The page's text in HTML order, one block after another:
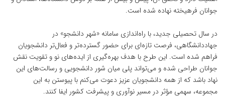
جوانان فرهیخته نهاده شده است.
در سال تحصیلی جدید، با راه‌اندازی سامانه «شهر دانشجو» در
جهاددانشگاهی، فرصت تازه‌ای برای حضور گسترده‌تر و فعال‌تر دانشجویان
فراهم شده است. این طرح با هدف بهره‌گیری از ایده‌های نو و تقویت نقش
جوانان طراحی شده و می‌تواند پلی میان شور دانشجویی و رسالت‌های این
نهاد باشد که از همه دانشجویان عزیز دعوت می‌کنم با پیوستن به این
مجموعه، سهمی مؤثر در مسیر نوآوری و پیشرفت کشور ایفا کنند.